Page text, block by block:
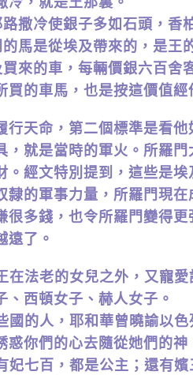
撒冷使銀子多如石頭，香
馬是從埃及帶來的，是王
來的車，每輛價銀六百舍
買的車馬，也是按這價值經
行天命，第二個標準是看
，就是當時的軍火。所羅
。經文特別提到，這些是
隸的軍事力量，所羅門現
很多錢，也令所羅門變得
遠了。
法老的女兒之外，又寵愛
、西頓女子、赫人女子。
的人，耶和華曾曉諭以色
惑你們的心去隨從她們的神
七百，都是公主；還有嬪